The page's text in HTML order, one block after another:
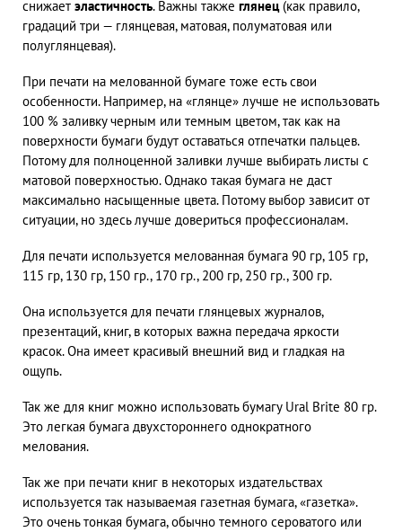
снижает эластичность. Важны также глянец (как правило,
градаций три — глянцевая, матовая, полуматовая или
полуглянцевая).
При печати на мелованной бумаге тоже есть свои
особенности. Например, на «глянце» лучше не использовать
100 % заливку черным или темным цветом, так как на
поверхности бумаги будут оставаться отпечатки пальцев.
Потому для полноценной заливки лучше выбирать листы с
матовой поверхностью. Однако такая бумага не даст
максимально насыщенные цвета. Потому выбор зависит от
ситуации, но здесь лучше довериться профессионалам.
Для печати используется мелованная бумага 90 гр, 105 гр,
115 гр, 130 гр, 150 гр., 170 гр., 200 гр, 250 гр., 300 гр.
Она используется для печати глянцевых журналов,
презентаций, книг, в которых важна передача яркости
красок. Она имеет красивый внешний вид и гладкая на
ощупь.
Так же для книг можно использовать бумагу Ural Brite 80 гр.
Это легкая бумага двухстороннего однократного
мелования.
Так же при печати книг в некоторых издательствах
используется так называемая газетная бумага, «газетка».
Это очень тонкая бумага, обычно темного сероватого или